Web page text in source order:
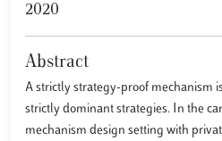
2020
Abstract
A strictly strategy-proof mechanism
strictly dominant strategies. In the
mechanism design setting with